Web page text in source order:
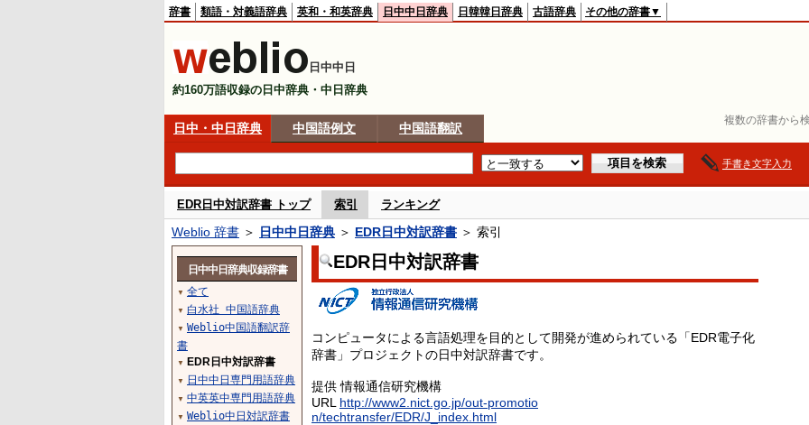
複数の辞書から
辞書 類語・対義語辞典 英和・和英辞典 日中中日辞典 日韓韓日辞典 古語辞典 その他の辞書▼
日中中日
約160万語収録の日中辞典・中日辞典
日中・中日辞典 中国語例文 中国語翻訳
手書き文字入力
EDR日中対訳辞書 トップ 索引 ランキング
Weblio 辞書 ＞ 日中中日辞典 ＞ EDR日中対訳辞書 ＞ 索引
EDR日中対訳辞書
コンピュータによる言語処理を目的として開発が進められている「EDR電子化
辞書」プロジェクトの日中対訳辞書です。
提供 情報通信研究機構
URL http://www2.nict.go.jp/out-promotio
n/techtransfer/EDR/J_index.html
日中中日辞典収録辞書
▼ 全て
▼ 白水社 中国語辞典
▼ Weblio中国語翻訳辞
書
▼ EDR日中対訳辞書
▼ 日中中日専門用語辞典
▼ 中英英中専門用語辞典
▼ Weblio中日対訳辞書